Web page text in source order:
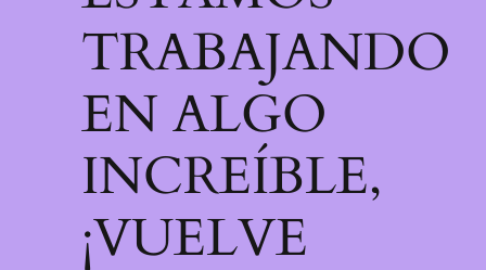
TRABAJANDO
EN ALGO
INCREÍBLE,
¡VUELVE